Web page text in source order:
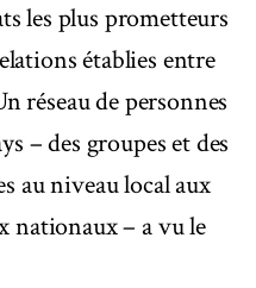
les plus prometteurs
établies entre
réseau de personnes
– des groupes et des
au niveau local aux
nationaux – a vu le